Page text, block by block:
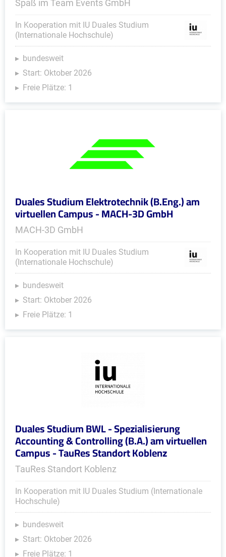
Spaß im Team Events GmbH
In Kooperation mit IU Duales Studium
(Internationale Hochschule)
bundesweit
Start: Oktober 2026
Freie Plätze: 1
Duales Studium Elektrotechnik (B.Eng.) am
virtuellen Campus - MACH-3D GmbH
MACH-3D GmbH
In Kooperation mit IU Duales Studium
(Internationale Hochschule)
bundesweit
Start: Oktober 2026
Freie Plätze: 1
Duales Studium BWL - Spezialisierung
Accounting & Controlling (B.A.) am virtuellen
Campus - TauRes Standort Koblenz
TauRes Standort Koblenz
In Kooperation mit IU Duales Studium (Internationale
Hochschule)
bundesweit
Start: Oktober 2026
Freie Plätze: 1